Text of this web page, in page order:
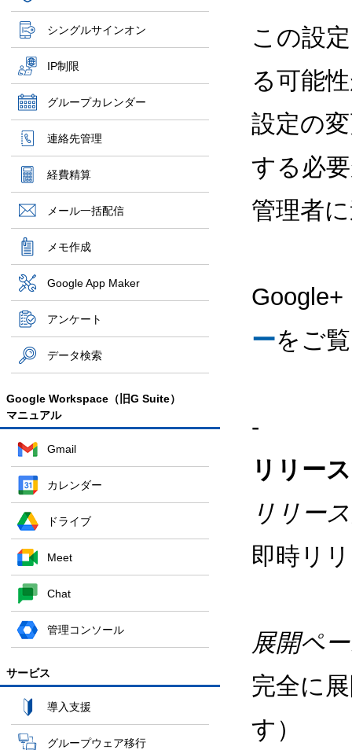
シングルサインオン
IP制限
グループカレンダー
連絡先管理
経費精算
メール一括配信
メモ作成
Google App Maker
アンケート
データ検索
Google Workspace（旧G Suite）
マニュアル
Gmail
カレンダー
ドライブ
Meet
Chat
管理コンソール
サービス
導入支援
グループウェア移行
この設
る可能
設定の
する必
管理者
ーをご
-
リリー
リリー
即時リ
展開ペ
完全に
す）